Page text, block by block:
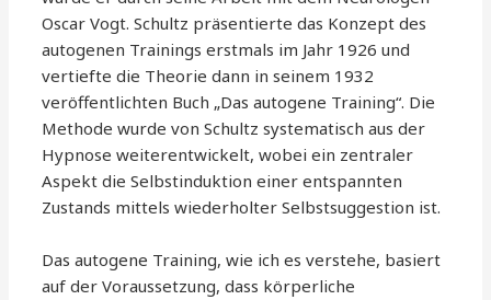
Oscar Vogt. Schultz präsentierte das Konzept des
autogenen Trainings erstmals im Jahr 1926 und
vertiefte die Theorie dann in seinem 1932
veröffentlichten Buch „Das autogene Training“. Die
Methode wurde von Schultz systematisch aus der
Hypnose weiterentwickelt, wobei ein zentraler
Aspekt die Selbstinduktion einer entspannten
Zustands mittels wiederholter Selbstsuggestion ist.
Das autogene Training, wie ich es verstehe, basiert
auf der Voraussetzung, dass körperliche